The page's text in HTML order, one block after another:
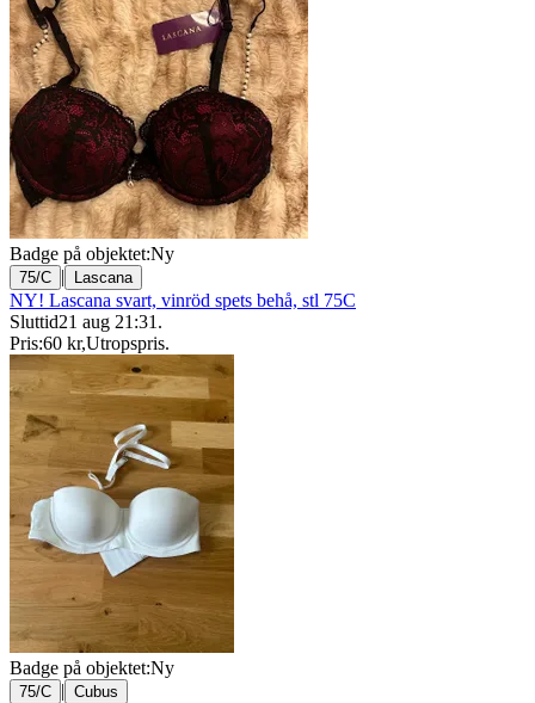
Badge på objektet:Ny
75/C | Lascana
NY! Lascana svart, vinröd spets behå, stl 75C
Sluttid21 aug 21:31 .
Pris:60 kr,Utropspris.
Badge på objektet:Ny
75/C | Cubus